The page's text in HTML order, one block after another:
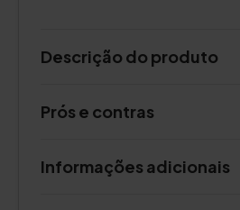
Descrição do produto
Prós e contras
Informações adicionais